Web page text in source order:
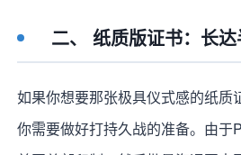
二、 纸质版证书：长
如果你想要那张极具仪式感的纸质
你需要做好打持久战的准备。由于